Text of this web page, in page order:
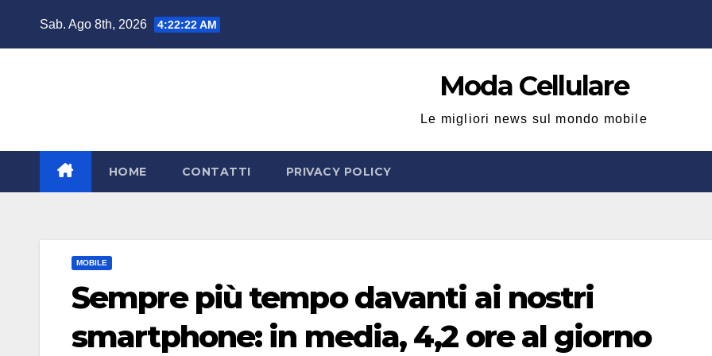
Sab. Ago 8th, 2026 4:22:23 AM
Moda Cellulare
Le migliori news sul mondo mobile
HOME CONTATTI PRIVACY POLICY
MOBILE
Sempre più tempo davanti ai nostri
smartphone: in media, 4,2 ore al giorno